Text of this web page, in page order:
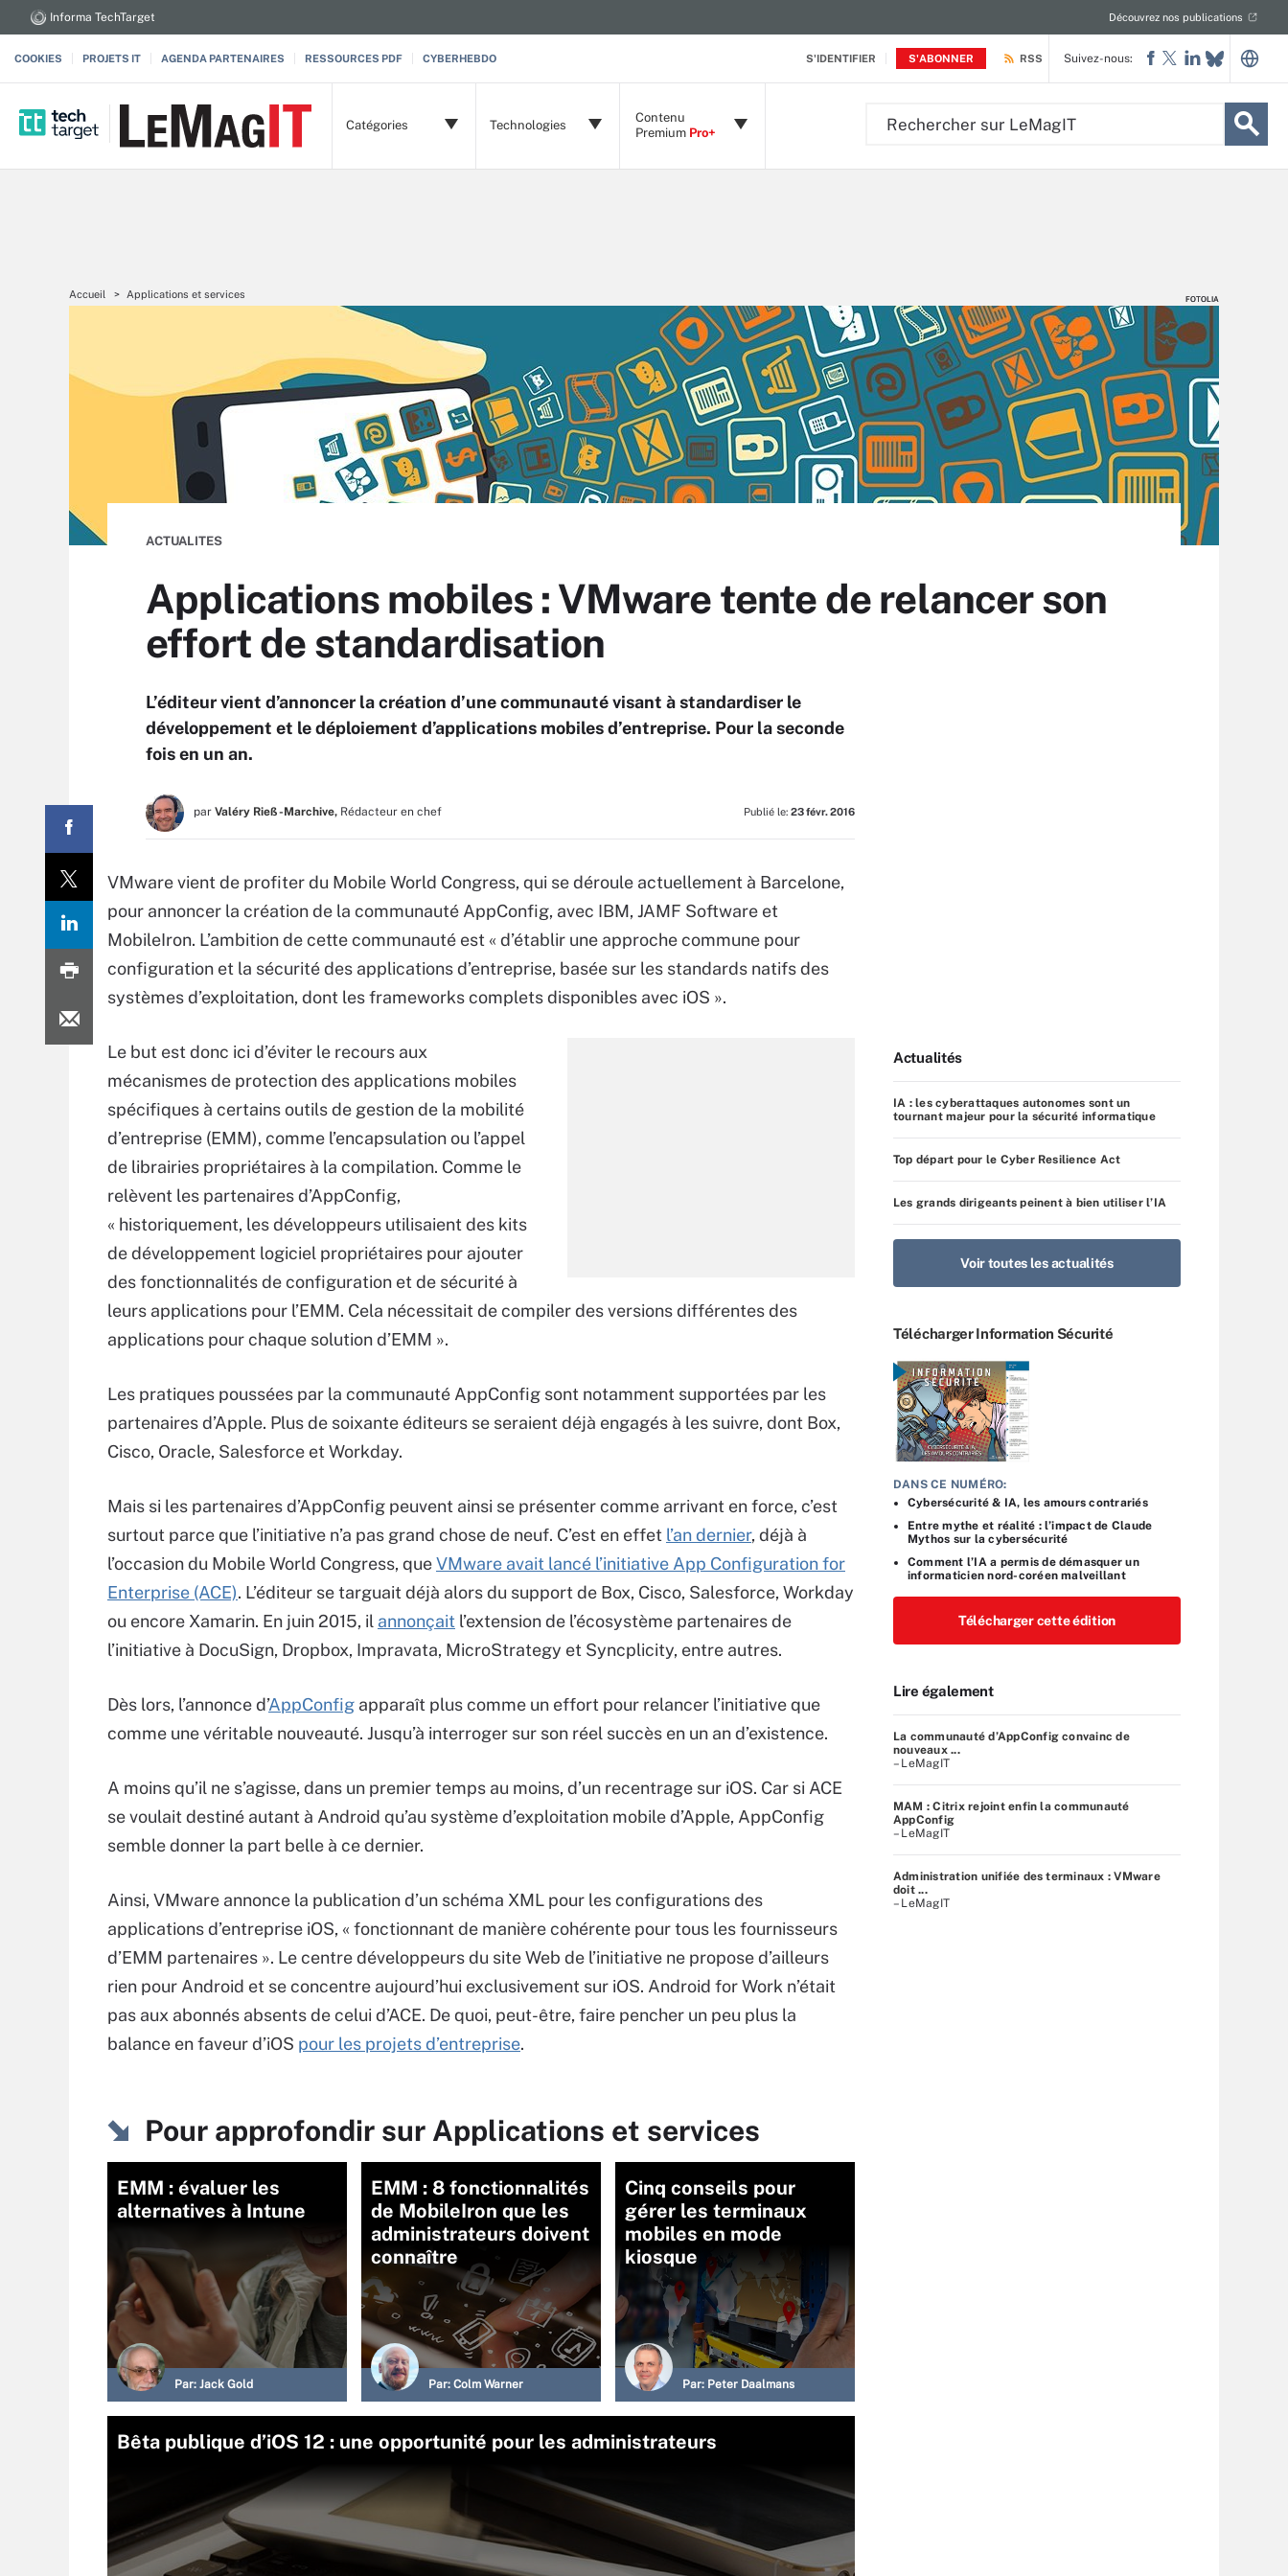
S'IDENTIFIER S'ABONNER
Informa TechTarget Découvrez nos publications
COOKIES PROJETS IT AGENDA PARTENAIRES RESSOURCES PDF CYBERHEBDO RSS
Catégories Technologies
Contenu
Premium Pro+
Suivez-nous:
Accueil Applications et services FOTOLIA
FOTOLIA
ACTUALITES
Applications mobiles : VMware tente de relancer son
effort de standardisation
L’éditeur vient d’annoncer la création d’une communauté visant à standardiser le
développement et le déploiement d’applications mobiles d’entreprise. Pour la seconde
fois en un an.
par Valéry Rieß-Marchive, Rédacteur en chef Publié le: 23 févr. 2016
VMware vient de profiter du Mobile World Congress, qui se déroule actuellement à Barcelone,
pour annoncer la création de la communauté AppConfig, avec IBM, JAMF Software et
MobileIron. L’ambition de cette communauté est « d’établir une approche commune pour
configuration et la sécurité des applications d’entreprise, basée sur les standards natifs des
systèmes d’exploitation, dont les frameworks complets disponibles avec iOS ».
Le but est donc ici d’éviter le recours aux
mécanismes de protection des applications mobiles
spécifiques à certains outils de gestion de la mobilité
d’entreprise (EMM), comme l’encapsulation ou l’appel
de librairies propriétaires à la compilation. Comme le
relèvent les partenaires d’AppConfig,
« historiquement, les développeurs utilisaient des kits
de développement logiciel propriétaires pour ajouter
des fonctionnalités de configuration et de sécurité à
leurs applications pour l’EMM. Cela nécessitait de compiler des versions différentes des
applications pour chaque solution d’EMM ».
Les pratiques poussées par la communauté AppConfig sont notamment supportées par les
partenaires d’Apple. Plus de soixante éditeurs se seraient déjà engagés à les suivre, dont Box,
Cisco, Oracle, Salesforce et Workday.
Mais si les partenaires d’AppConfig peuvent ainsi se présenter comme arrivant en force, c’est
surtout parce que l’initiative n’a pas grand chose de neuf. C’est en effet l’an dernier, déjà à
l’occasion du Mobile World Congress, queVMware avait lancé l’initiative App Configuration for
Enterprise (ACE). L’éditeur se targuait déjà alors du support de Box, Cisco, Salesforce, Workday
ou encore Xamarin. En juin 2015, il annonçait l’extension de l’écosystème partenaires de
l’initiative à DocuSign, Dropbox, Impravata, MicroStrategy et Syncplicity, entre autres.
Dès lors, l’annonce d’AppConfig apparaît plus comme un effort pour relancer l’initiative que
comme une véritable nouveauté. Jusqu’à interroger sur son réel succès en un an d’existence.
A moins qu’il ne s’agisse, dans un premier temps au moins, d’un recentrage sur iOS. Car si ACE
se voulait destiné autant à Android qu’au système d’exploitation mobile d’Apple, AppConfig
semble donner la part belle à ce dernier.
Ainsi, VMware annonce la publication d’un schéma XML pour les configurations des
applications d’entreprise iOS, « fonctionnant de manière cohérente pour tous les fournisseurs
d’EMM partenaires ». Le centre développeurs du site Web de l’initiative ne propose d’ailleurs
rien pour Android et se concentre aujourd’hui exclusivement sur iOS. Android for Work n’était
pas aux abonnés absents de celui d’ACE. De quoi, peut-être, faire pencher un peu plus la
balance en faveur d’iOS pour les projets d’entreprise.
Pour approfondir sur Applications et services
EMM : évaluer les
alternatives à Intune
Par: Jack Gold
EMM : 8 fonctionnalités
de MobileIron que les
administrateurs doivent
connaître
Par: Colm Warner
Cinq conseils pour
gérer les terminaux
mobiles en mode
kiosque
Par: Peter Daalmans
Bêta publique d’iOS 12 : une opportunité pour les administrateurs
Actualités
IA : les cyberattaques autonomes sont un
tournant majeur pour la sécurité informatique
Top départ pour le Cyber Resilience Act
Les grands dirigeants peinent à bien utiliser l’IA
Voir toutes les actualités
Télécharger Information Sécurité
DANS CE NUMÉRO:
Cybersécurité & IA, les amours contrariés
Entre mythe et réalité : l’impact de Claude
Mythos sur la cybersécurité
Comment l’IA a permis de démasquer un
informaticien nord-coréen malveillant
Télécharger cette édition
Lire également
La communauté d’AppConfig convainc de
nouveaux ...
– LeMagIT
MAM : Citrix rejoint enfin la communauté
AppConfig
– LeMagIT
Administration unifiée des terminaux : VMware
doit ...
– LeMagIT